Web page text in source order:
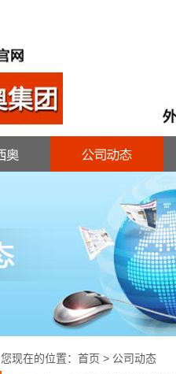
您现在的位置： 首页 > 公司动态